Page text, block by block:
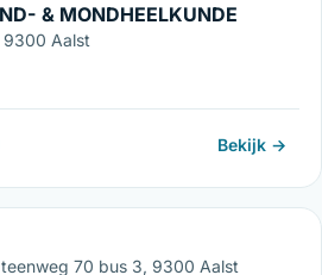
& MONDHEELKUNDE
9300 Aalst
Bekijk →
70 bus 3, 9300 Aalst